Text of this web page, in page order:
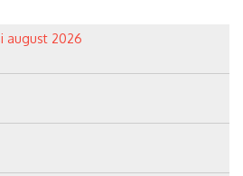
august 2026